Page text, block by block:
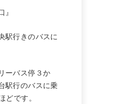
』
駅行きのバスに
ーバス停３か
駅行のバスに乗
どです。